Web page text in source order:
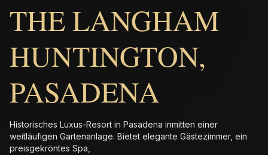
THE LANGHAM
HUNTINGTON,
PASADENA
Historisches Luxus-Resort in Pasadena inmitten einer
weitläufigen Gartenanlage. Bietet elegante Gästezimmer, ein
preisgekröntes Spa,